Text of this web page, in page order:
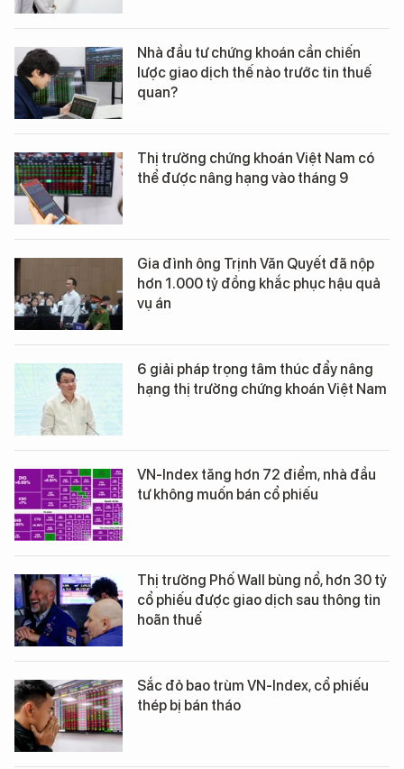
Nhà đầu tư chứng khoán cần chiến
lược giao dịch thế nào trước tin thuế
quan?
Thị trường chứng khoán Việt Nam có
thể được nâng hạng vào tháng 9
Gia đình ông Trịnh Văn Quyết đã nộp
hơn 1.000 tỷ đồng khắc phục hậu quả
vụ án
6 giải pháp trọng tâm thúc đẩy nâng
hạng thị trường chứng khoán Việt Nam
VN-Index tăng hơn 72 điểm, nhà đầu
tư không muốn bán cổ phiếu
Thị trường Phố Wall bùng nổ, hơn 30 tỷ
cổ phiếu được giao dịch sau thông tin
hoãn thuế
Sắc đỏ bao trùm VN-Index, cổ phiếu
thép bị bán tháo